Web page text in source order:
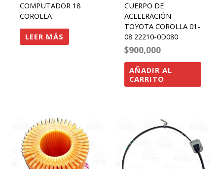
COMPUTADOR 18
COROLLA
LEER MÁS
CUERPO DE
ACELERACIÓN
TOYOTA COROLLA 01-
08 22210-0D080
$900,000
AÑADIR AL
CARRITO